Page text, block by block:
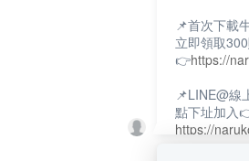
📌首次下載
立即領取
👉https://
📌LINE@線
點下址加入
https://